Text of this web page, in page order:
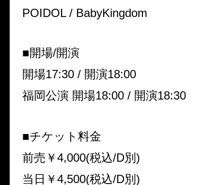
POIDOL / BabyKingdom
■開場/開演
開場17:30 / 開演18:00
福岡公演 開場18:00 / 開演18:30
■チケット料金
前売￥4,000(税込/D別 )
当日￥4,500(税込/D別 )